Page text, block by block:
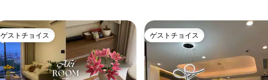
ゲストチョイス
ゲストチョイス ゲストチョイス
ゲストチョイス